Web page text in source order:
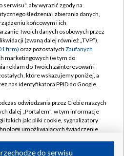
TVP
TVP
prywatności
zgody
Pomoc
Kontakt
Kanały
aby wyrazić zgody na
śledzenia i zbierania danych,
końcowym i ich
Twoich danych osobowych przez
(zwaną dalej również „TVP”),
firm) oraz pozostałych Zaufanych
marketingowych (w tym do
reklam do Twoich zainteresowań i
które wskazujemy poniżej, a
nas identyfikatora PPID do Google.
odwiedzania przez Ciebie naszych
dalej „Portalem”, w tym informacje
takich jak: pliki cookie, sygnalizatory
umożliwiających świadczenie
do serwisu